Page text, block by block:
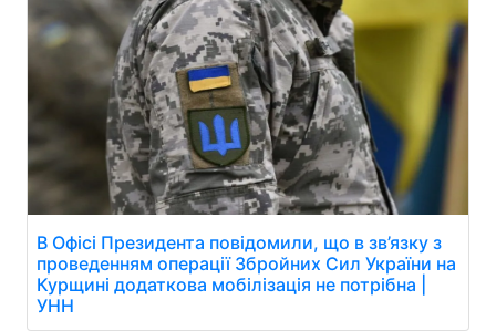
В Офісі Президента повідомили, що в зв’язку з
проведенням операції Збройних Сил України на
Курщині додаткова мобілізація не потрібна |
УНН